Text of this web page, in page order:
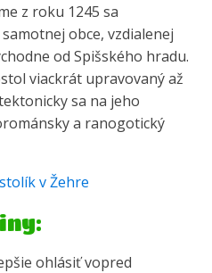
z roku 1245 sa
obce, vzdialenej
od Spišského hradu.
viackrát upravovaný až
sa na jeho
a ranogotický
ohlásiť vopred